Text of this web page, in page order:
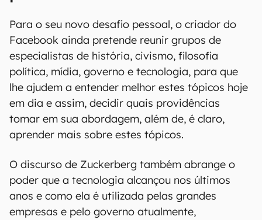
Para o seu novo desafio pessoal, o criador do
Facebook ainda pretende reunir grupos de
especialistas de história, civismo, filosofia
política, mídia, governo e tecnologia, para que
lhe ajudem a entender melhor estes tópicos hoje
em dia e assim, decidir quais providências
tomar em sua abordagem, além de, é claro,
aprender mais sobre estes tópicos.
O discurso de Zuckerberg também abrange o
poder que a tecnologia alcançou nos últimos
anos e como ela é utilizada pelas grandes
empresas e pelo governo atualmente,